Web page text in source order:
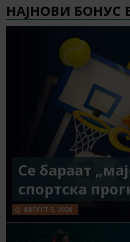
НАЈНОВИ БОНУС
Се бараат
спортска
АВГУСТ 5, 2026